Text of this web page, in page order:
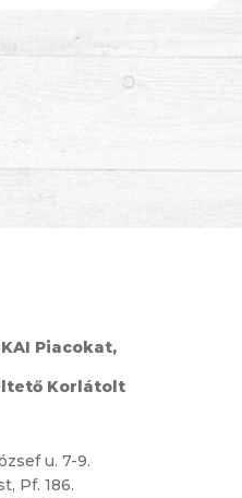
Piacokat,
Korlátolt
u. 7-9.
Pf. 186.